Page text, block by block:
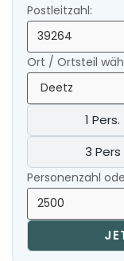
Postleitzahl:
Ort / Ortsteil
1 Pers.
3 Pers
Personenzahl